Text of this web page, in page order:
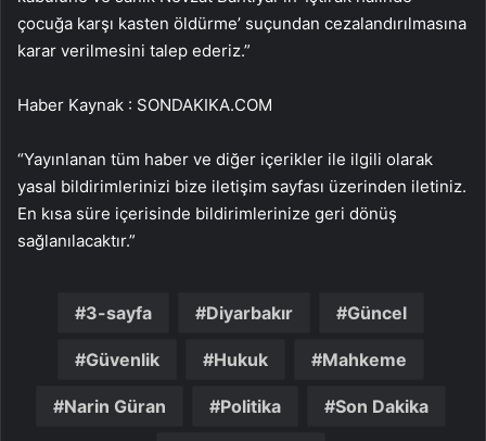
çocuğa karşı kasten öldürme’ suçundan cezalandırılmasına
karar verilmesini talep ederiz.”
Haber Kaynak : SONDAKIKA.COM
“Yayınlanan tüm haber ve diğer içerikler ile ilgili olarak
yasal bildirimlerinizi bize iletişim sayfası üzerinden iletiniz.
En kısa süre içerisinde bildirimlerinize geri dönüş
sağlanılacaktır.”
3-sayfa Diyarbakır Güncel
Güvenlik Hukuk Mahkeme
Narin Güran Politika Son Dakika